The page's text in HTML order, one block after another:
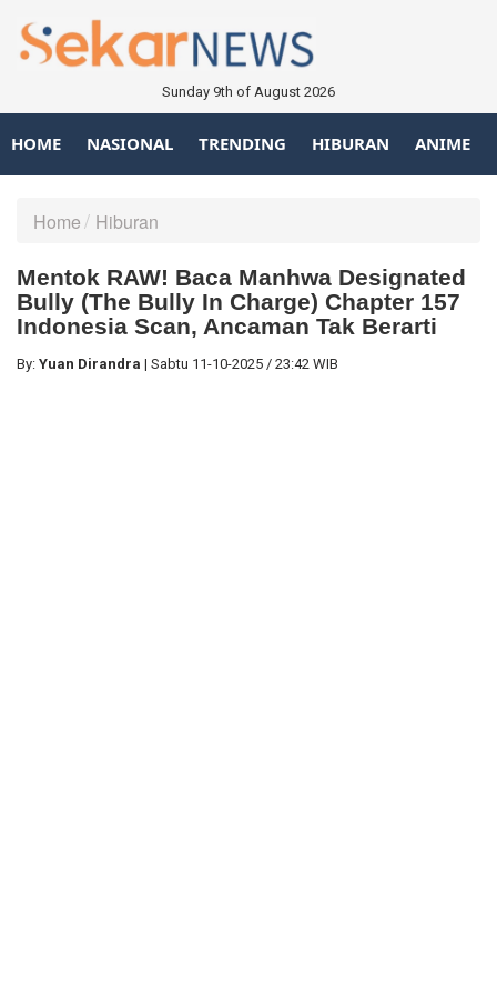
Sunday 9th of August 2026
HOME NASIONAL TRENDING HIBURAN ANIME
Home Hiburan
Mentok RAW! Baca Manhwa Designated
Bully (The Bully In Charge) Chapter 157
Indonesia Scan, Ancaman Tak Berarti
By: Yuan Dirandra | Sabtu 11-10-2025 / 23:42 WIB